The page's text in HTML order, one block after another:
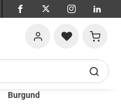
Burgund